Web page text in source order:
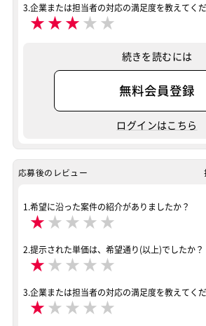
3.企業または担当者の対応の満足度を教えてく
★ ★ ★ ★ ★
続きを読むには
無料会員登録
ログインはこちら
応募後のレビュー
1.希望に沿った案件の紹介がありましたか？
★ ★ ★ ★ ★
2.提示された単価は、希望通り(以上)でしたか？
★ ★ ★ ★ ★
3.企業または担当者の対応の満足度を教えてく
★ ★ ★ ★ ★